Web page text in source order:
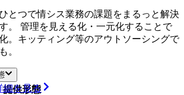
つで情シス業務の課題をまるっと解決
管理を見える化・一元化することで
キッティング等のアウトソーシングで
供形態
を見る